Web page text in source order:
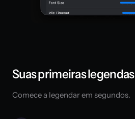
Suas primeiras legendas
Comece a legendar em segundos.